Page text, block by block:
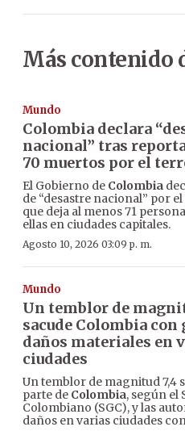
Más contenido
Mundo
Colombia declara
nacional” tras
70 muertos por el
El Gobierno de Colombia
de “desastre nacional” por el
que deja al menos 71
ellas en ciudades capitales.
Agosto 10, 2026 03:09 p. m.
Mundo
Un temblor de
sacude Colombia con
daños materiales en
ciudades
Un temblor de magnitud 7,4
parte de Colombia, según el
Colombiano (SGC), y las
daños en varias ciudades